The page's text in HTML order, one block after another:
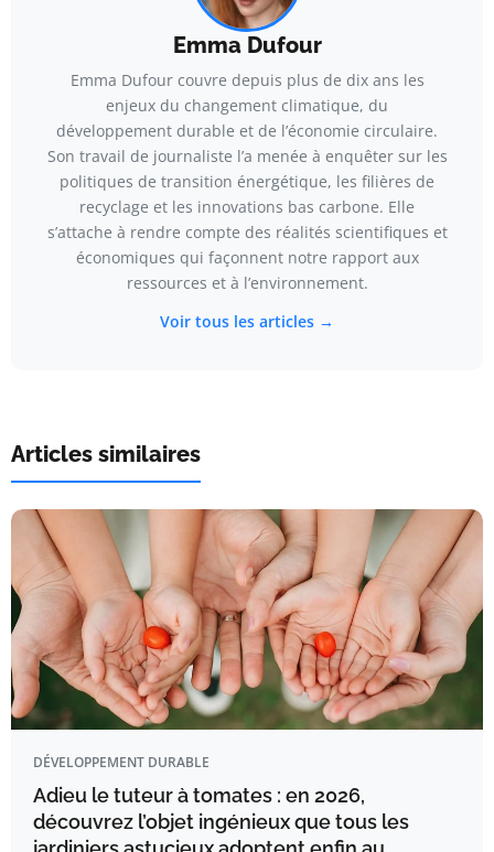
Emma Dufour
Emma Dufour couvre depuis plus de dix ans les
enjeux du changement climatique, du
développement durable et de l’économie circulaire.
Son travail de journaliste l’a menée à enquêter sur les
politiques de transition énergétique, les filières de
recyclage et les innovations bas carbone. Elle
s’attache à rendre compte des réalités scientifiques et
économiques qui façonnent notre rapport aux
ressources et à l’environnement.
Voir tous les articles →
Articles similaires
DÉVELOPPEMENT DURABLE
Adieu le tuteur à tomates : en 2026,
découvrez l’objet ingénieux que tous les